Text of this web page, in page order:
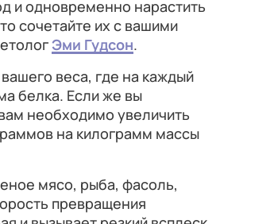
и одновременно нарастить
сочетайте их с вашими
Эми Гудсон.
веса, где на каждый
белка. Если же вы
необходимо увеличить
на килограмм массы
мясо, рыба, фасоль,
превращения